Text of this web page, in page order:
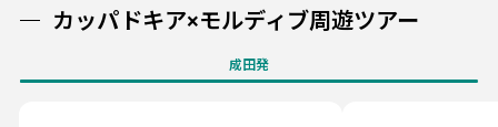
カッパドキア×モルディブ周遊ツアー
成田発